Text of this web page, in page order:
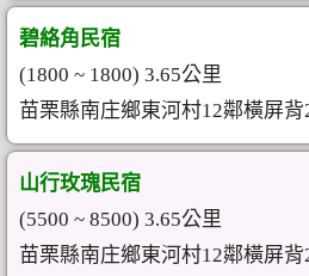
碧絡角民宿
(1800 ~ 1800) 3.65公里
苗栗縣南庄鄉東河村12鄰橫屏背
山行玫瑰民宿
(5500 ~ 8500) 3.65公里
苗栗縣南庄鄉東河村12鄰橫屏背